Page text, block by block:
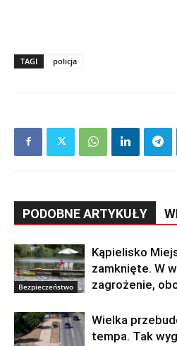
TAGI policja
PODOBNE ARTYKUŁY
Bezpieczeństwo
Kąpielisko
zamknięte. W
zagrożenie,
Wielka
tempa. Tak